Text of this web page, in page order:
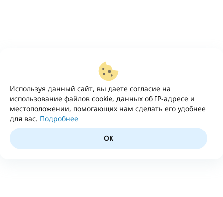
Используя данный сайт, вы даете согласие на
использование файлов cookie, данных об IP-адресе и
местоположении, помогающих нам сделать его удобнее
для вас. Подробнее
OK